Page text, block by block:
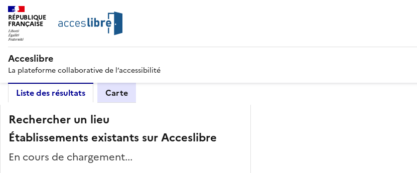
RÉPUBLIQUE
FRANÇAISE
Acceslibre
La plateforme collaborative de l’accessibilité
Liste des résultats Carte
Rechercher un lieu
Établissements existants sur Acceslibre
En cours de chargement...